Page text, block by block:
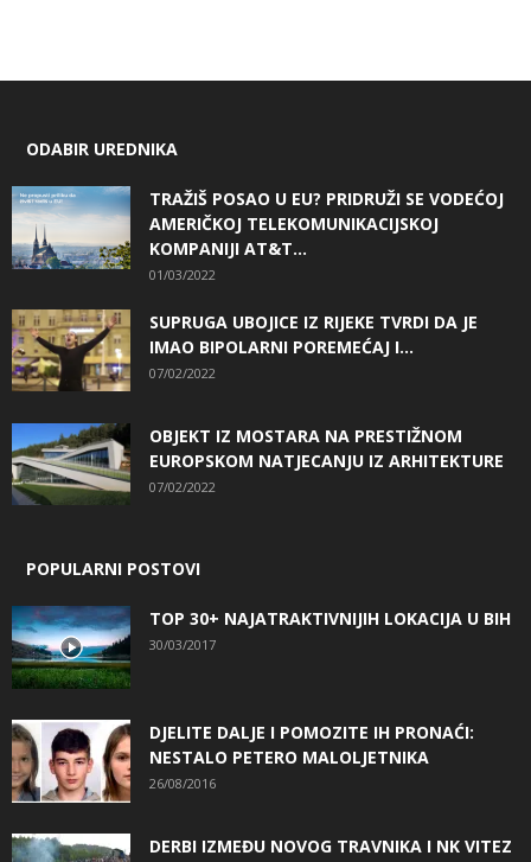
ODABIR UREDNIKA
TRAŽIŠ POSAO U EU? PRIDRUŽI SE VODEĆOJ
AMERIČKOJ TELEKOMUNIKACIJSKOJ
KOMPANIJI AT&T...
01/03/2022
SUPRUGA UBOJICE IZ RIJEKE TVRDI DA JE
IMAO BIPOLARNI POREMEĆAJ I...
07/02/2022
OBJEKT IZ MOSTARA NA PRESTIŽNOM
EUROPSKOM NATJECANJU IZ ARHITEKTURE
07/02/2022
POPULARNI POSTOVI
TOP 30+ NAJATRAKTIVNIJIH LOKACIJA U BIH
30/03/2017
DJELITE DALJE I POMOZITE IH PRONAĆI:
NESTALO PETERO MALOLJETNIKA
26/08/2016
DERBI IZMEĐU NOVOG TRAVNIKA I NK VITEZ